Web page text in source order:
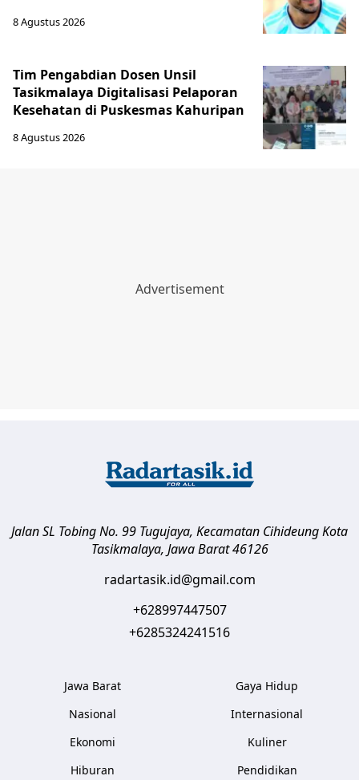
8 Agustus 2026
Tim Pengabdian Dosen Unsil
Tasikmalaya Digitalisasi Pelaporan
Kesehatan di Puskesmas Kahuripan
8 Agustus 2026
Jalan SL Tobing No. 99 Tugujaya, Kecamatan CihideungKota
Tasikmalaya, Jawa Barat 46126
radartasik.id@gmail.com
+628997447507
+6285324241516
Jawa Barat
Nasional
Ekonomi
Hiburan
Gaya Hidup
Internasional
Kuliner
Pendidikan